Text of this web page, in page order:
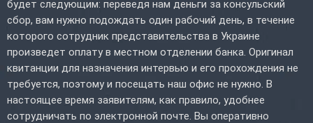
будет следующим: переведя нам деньги за консульский
сбор, вам нужно подождать один рабочий день, в течение
которого сотрудник представительства в Украине
произведет оплату в местном отделении банка. Оригинал
квитанции для назначения интервью и его прохождения не
требуется, поэтому и посещать наш офис не нужно. В
настоящее время заявителям, как правило, удобнее
сотрудничать по электронной почте. Вы оперативно